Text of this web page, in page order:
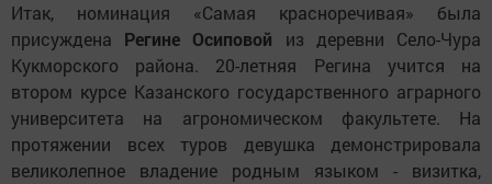
Итак, номинация «Самая красноречивая» была
присуждена Регине Осиповой из деревни Село-Чура
Кукморского района. 20-летняя Регина учится на
втором курсе Казанского государственного аграрного
университета на агрономическом факультете. На
протяжении всех туров девушка демонстрировала
великолепное владение родным языком - визитка,